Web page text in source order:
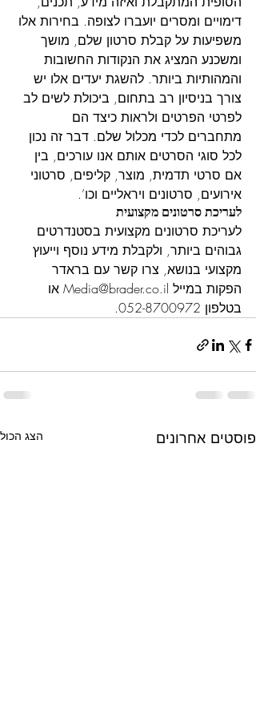
דימויים ומסרים יועברו לצופה. בחירות אלו
משפיעות על קבלת סרטון שלם, מושך
ומשכנע המציג את הנקודות החשובות
והמהותיות ביותר. להשגת יעדים אלו יש
צורך בניסיון רב בתחום, ביכולת לשים לב
לפרטי הפרטים ולראות כיצד הם
מתחברים לכדי מכלול שלם. דבר זה נכון
לכל סוגי הסרטים אותם אנו עורכים, בין
אם סרטי תדמית, מוצר, קליפים, סרטוני
אירועים, סרטונים ויראליים וכו’.
לעריכת סרטונים מקצועית
לעריכת סרטונים מקצועית בסטנדרטים
גבוהים ביותר, ולקבלת מידע נוסף וייעוץ
מקצועי בנושא, צרו קשר עם בראדר
הפקות במייל Media@brader.co.il או
בטלפון 052-8700972.
פוסטים אחרונים הצג הכול